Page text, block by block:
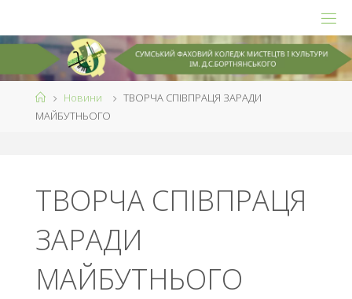
content
HomeНовини
ТВОРЧА СПІВПРАЦЯ ЗАРАДИ
МАЙБУТНЬОГО
ТВОРЧА СПІВПРАЦЯ
ЗАРАДИ
МАЙБУТНЬОГО